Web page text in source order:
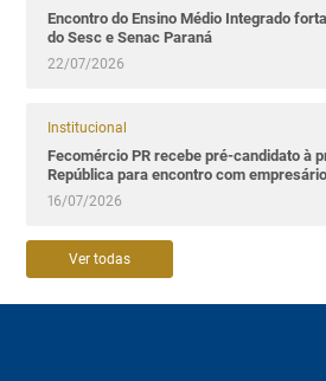
Encontro do Ensino Médio Integrado
do Sesc e Senac Paraná
22/07/2026
Institucional
Fecomércio PR recebe pré-candidato à
República para encontro com
16/07/2026
Ver todas